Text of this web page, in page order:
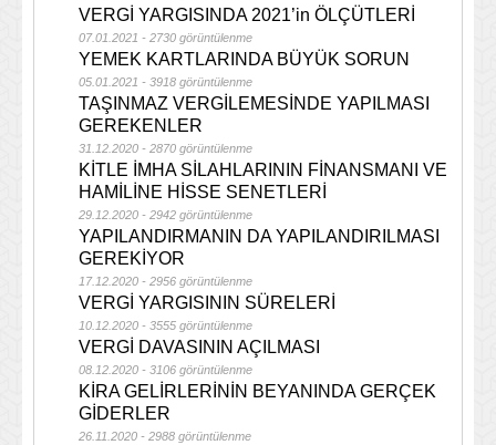
VERGİ YARGISINDA 2021’in ÖLÇÜTLERİ
07.01.2021 - 2730 görüntülenme
YEMEK KARTLARINDA BÜYÜK SORUN
05.01.2021 - 3918 görüntülenme
TAŞINMAZ VERGİLEMESİNDE YAPILMASI
GEREKENLER
31.12.2020 - 2870 görüntülenme
KİTLE İMHA SİLAHLARININ FİNANSMANI VE
HAMİLİNE HİSSE SENETLERİ
29.12.2020 - 2942 görüntülenme
YAPILANDIRMANIN DA YAPILANDIRILMASI
GEREKİYOR
17.12.2020 - 2956 görüntülenme
VERGİ YARGISININ SÜRELERİ
10.12.2020 - 3555 görüntülenme
VERGİ DAVASININ AÇILMASI
08.12.2020 - 3106 görüntülenme
KİRA GELİRLERİNİN BEYANINDA GERÇEK
GİDERLER
26.11.2020 - 2988 görüntülenme